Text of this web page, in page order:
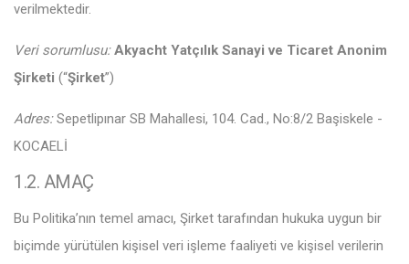
verilmektedir.
Veri sorumlusu: Akyacht Yatçılık Sanayi ve Ticaret Anonim
Şirketi (“Şirket”)
Adres: Sepetlipınar SB Mahallesi, 104. Cad., No:8/2 Başiskele -
KOCAELİ
1.2. AMAÇ
Bu Politika’nın temel amacı, Şirket tarafından hukuka uygun bir
biçimde yürütülen kişisel veri işleme faaliyeti ve kişisel verilerin